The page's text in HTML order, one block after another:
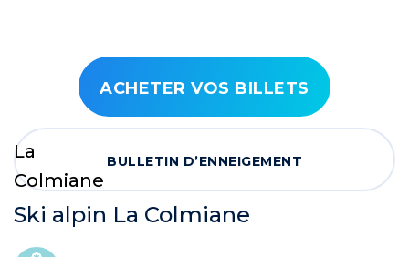
ACHETER VOS BILLETS
BULLETIN D’ENNEIGEMENT
La
Colmiane
Ski alpin La Colmiane